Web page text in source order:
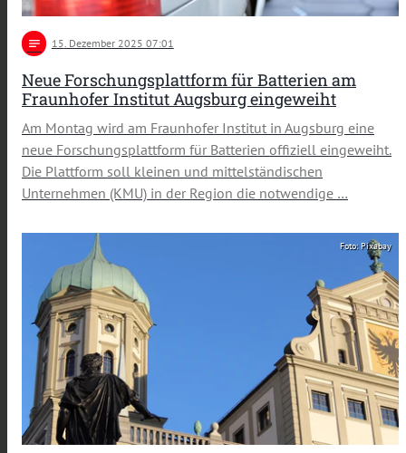
notes 15. Dezember 2025 07:01
Neue Forschungsplattform für Batterien am
Fraunhofer Institut Augsburg eingeweiht
Am Montag wird am Fraunhofer Institut in Augsburg eine
neue Forschungsplattform für Batterien offiziell eingeweiht.
Die Plattform soll kleinen und mittelständischen
Unternehmen (KMU) in der Region die notwendige …
Foto: Pixabay